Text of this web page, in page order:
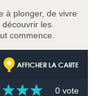
à plonger, de vivre
les
commence.
AFFICHER LA CARTE
0 vote